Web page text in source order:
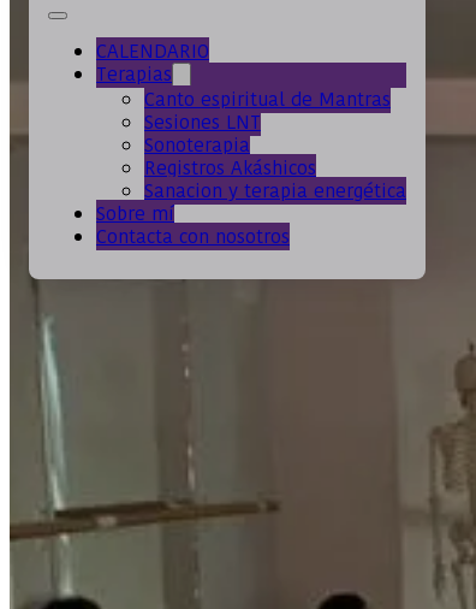
CALENDARIO
Terapias
Canto espiritual de Mantras
Sesiones LNT
Sonoterapia
Registros Akáshicos
Sanacion y terapia energética
Sobre mí
Contacta con nosotros